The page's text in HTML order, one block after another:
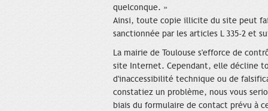
quelconque. »
Ainsi, toute copie illicite du site peut
sanctionnée par les articles L 335-2 et
La mairie de Toulouse s'efforce de
site Internet. Cependant, elle décline
d'inaccessibilité technique ou de
constatiez un problème, nous vous
biais du formulaire de contact prévu à